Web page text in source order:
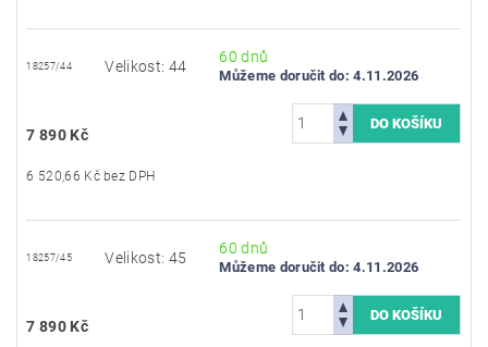
18257/44 Velikost: 44
60 dnů
Můžeme doručit do: 4.11.2026
7 890 Kč
6 520,66 Kč bez DPH
18257/45 Velikost: 45
60 dnů
Můžeme doručit do: 4.11.2026
7 890 Kč